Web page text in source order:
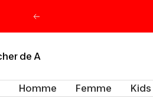
Précédent
Homme Femme Kids